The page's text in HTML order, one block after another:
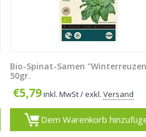
Bio-Spinat-Samen
50gr.
€5,79inkl. MwSt/ exkl. Versand
Dem Warenkorb